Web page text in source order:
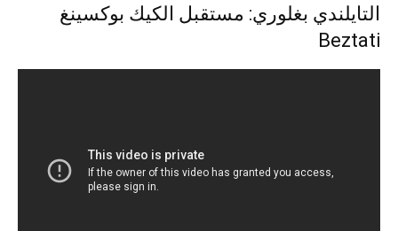
التايلندي بغلوري: مستقبل الكيك بوكسينغ
Beztati